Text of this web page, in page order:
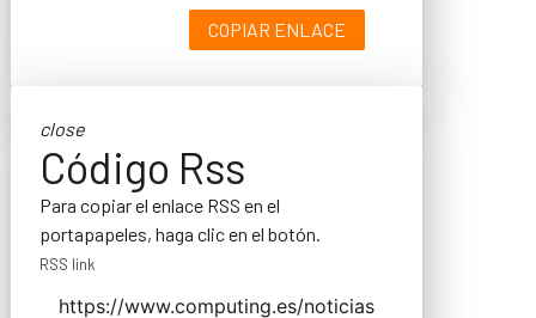
COPIAR ENLACE
close
Código Rss
Para copiar el enlace RSS en el
portapapeles, haga clic en el botón.
RSS link